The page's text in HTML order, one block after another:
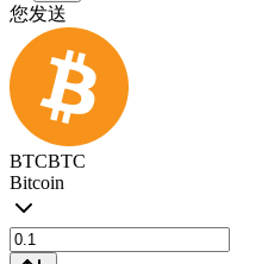
您发送
BTCBTC
Bitcoin